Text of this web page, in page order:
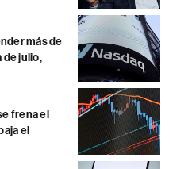
más de
de julio,
frena el
el